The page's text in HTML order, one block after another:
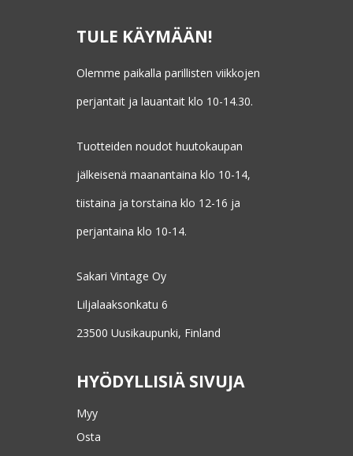
TULE KÄYMÄÄN!
Olemme paikalla parillisten viikkojen
perjantait ja lauantait klo 10-14.30.
Tuotteiden noudot huutokaupan
jälkeisenä maanantaina klo 10-14,
tiistaina ja torstaina klo 12-16 ja
perjantaina klo 10-14.
Sakari Vintage Oy
Liljalaaksonkatu 6
23500 Uusikaupunki, Finland
HYÖDYLLISIÄ SIVUJA
Myy
Osta